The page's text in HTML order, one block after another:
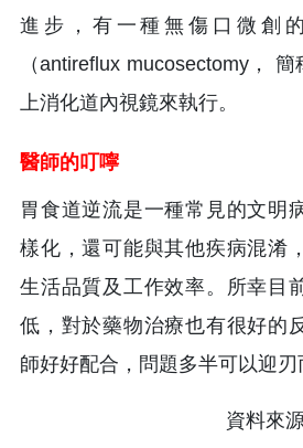
進步，有一種無傷口微創
（antireflux mucosectomy，
上消化道內視鏡來執行。
醫師的叮嚀
胃食道逆流是一種常見的文明
樣化，還可能與其他疾病混淆
生活品質及工作效率。所幸目
低，對於藥物治療也有很好的
師好好配合，問題多半可以迎刃
資料來